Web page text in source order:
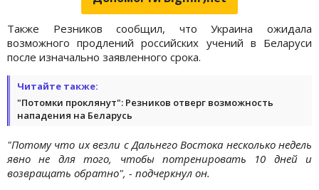
Также Резников сообщил, что Украина ожидала
возможного продлений российских учений в Беларуси
после изначально заявленного срока.
Читайте также:
"Потомки проклянут": Резников отверг возможность
нападения на Беларусь
"Потому что их везли с Дальнего Востока несколько недель
явно не для того, чтобы потренировать 10 дней и
возвращать обратно", - подчеркнул он.